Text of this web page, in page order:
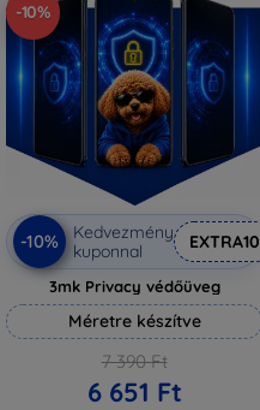
-10%
-10%
Kedvezmény
kuponnal
EXTRA10
3mk Privacy védőüveg
Méretre készítve
7 390 Ft
6 651 Ft